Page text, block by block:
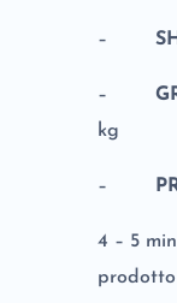
–
–
kg
–
4 – 5
prodotto